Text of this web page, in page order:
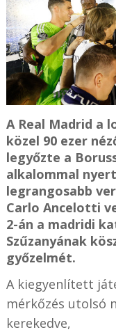
A Real Madrid a
közel 90 ezer
legyőzte a
alkalommal
legrangosabb
Carlo Ancelotti
2-án a madridi
Szűzanyának
győzelmét.
A kiegyenlített
mérkőzés utolsó
kerekedve,